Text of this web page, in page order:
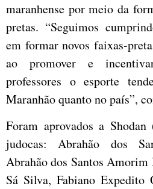
maranhense por meio da
pretas. “Seguimos
em formar novos faixas-
ao promover e
professores o esporte
Maranhão quanto no país”,
Foram aprovados a
judocas: Abrahão dos
Abrahão dos Santos
Sá Silva, Fabiano Expedito